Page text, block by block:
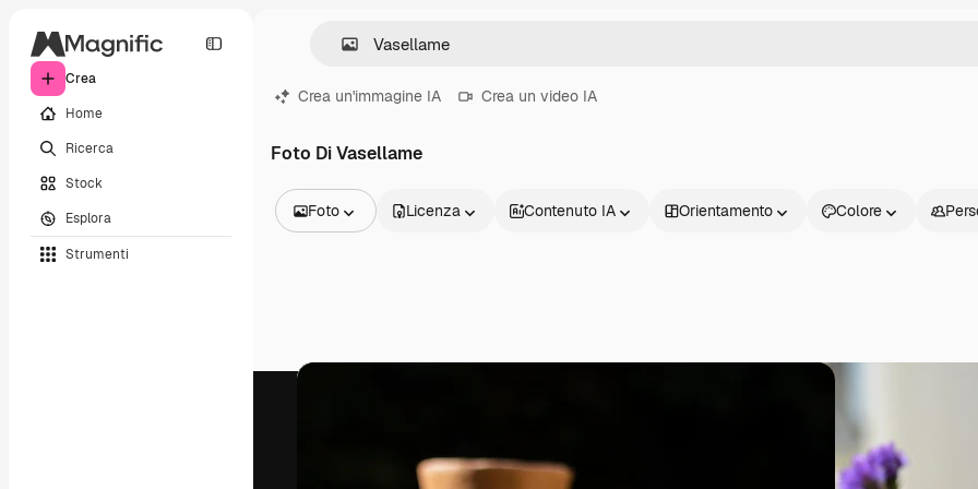
Crea
Home
Ricerca
Stock
Esplora
Strumenti
Crea un'immagine IA Crea un video IA
Foto Di Vasellame
Foto
Video
Licenza Contenuto IA Orientamento Colore
Inizia